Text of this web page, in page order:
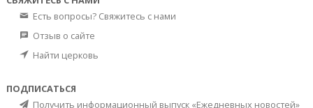
Есть вопросы? Свяжитесь с нами
Отзыв о сайте
Найти церковь
ПОДПИСАТЬСЯ
Получить информационный выпуск «Ежедневных новостей»